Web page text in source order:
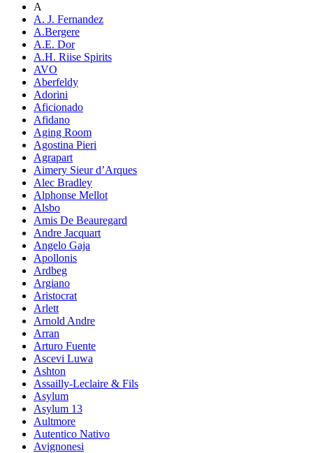
A
A. J. Fernandez
A.Bergere
A.E. Dor
A.H. Riise Spirits
AVO
Aberfeldy
Adorini
Aficionado
Afidano
Aging Room
Agostina Pieri
Agrapart
Aimery Sieur d’Arques
Alec Bradley
Alphonse Mellot
Alsbo
Amis De Beauregard
Andre Jacquart
Angelo Gaja
Apollonis
Ardbeg
Argiano
Aristocrat
Arlett
Arnold Andre
Arran
Arturo Fuente
Ascevi Luwa
Ashton
Assailly-Leclaire & Fils
Asylum
Asylum 13
Aultmore
Autentico Nativo
Avignonesi